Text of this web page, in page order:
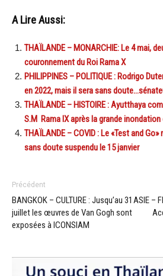
A Lire Aussi:
THAÏLANDE – MONARCHIE: Le 4 mai,
couronnement du Roi Rama X
PHILIPPINES – POLITIQUE : Rodrigo
en 2022, mais il sera sans
THAÏLANDE – HISTOIRE : Ayutthaya
S.M Rama IX après la grande inondation
THAÏLANDE – COVID : Le «Test and
sans doute suspendu le 15 janvier
Précédent
BANGKOK – CULTURE : Jusqu’au 31
juillet les œuvres de Van Gogh sont
exposées à ICONSIAM
ASIE –